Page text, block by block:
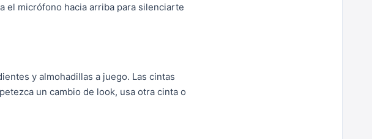
el micrófono hacia arriba para silenciarte
y almohadillas a juego. Las cintas
un cambio de look, usa otra cinta o